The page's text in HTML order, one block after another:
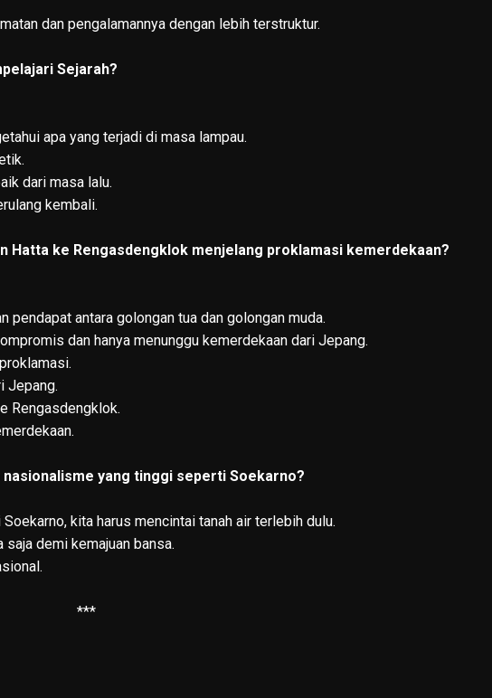
dan pengalamannya dengan lebih terstruktur.
Sejarah?
apa yang terjadi di masa lampau.
dari masa lalu.
kembali.
Hatta ke Rengasdengklok menjelang proklamasi kemerdekaan?
antara golongan tua dan golongan muda.
dan hanya menunggu kemerdekaan dari Jepang.
Jepang.
Rengasdengklok.
yang tinggi seperti Soekarno?
kita harus mencintai tanah air terlebih dulu.
saja demi kemajuan bansa.
***